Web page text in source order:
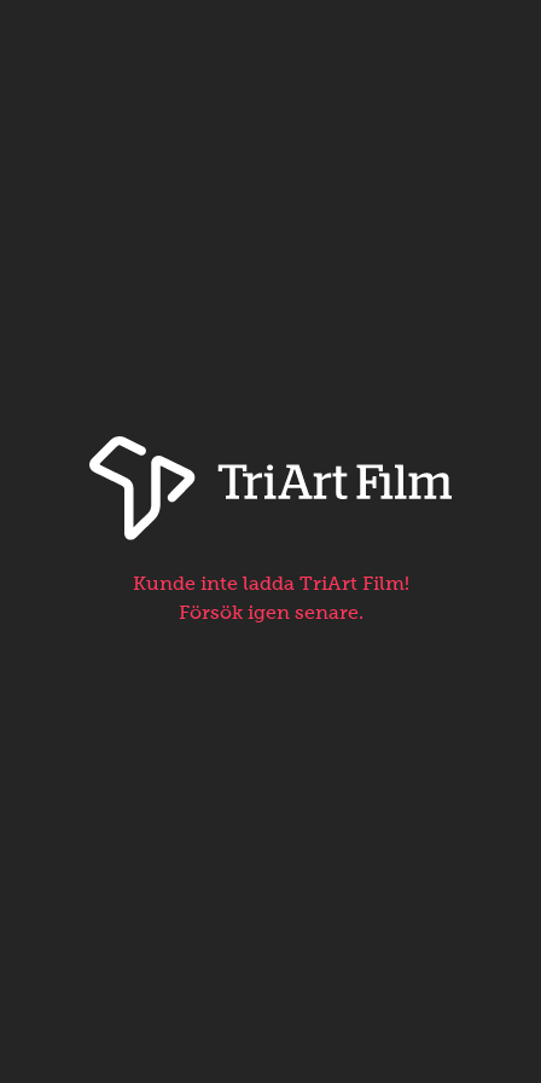
Kunde inte ladda TriArt Film!
Försök igen senare.